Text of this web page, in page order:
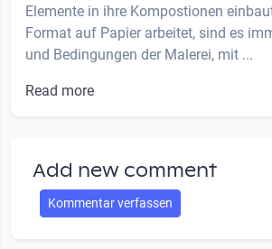
Elemente in ihre Kompostionen
Format auf Papier arbeitet, sind es
und Bedingungen der Malerei, mit ...
Read more
Add new comment
Kommentar verfassen